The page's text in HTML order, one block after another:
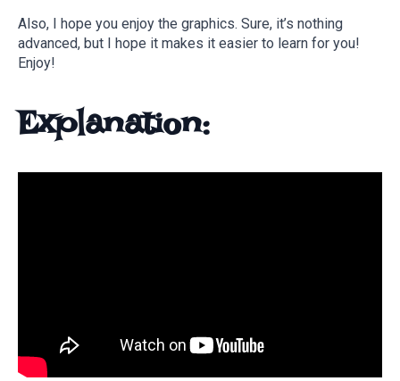
Also, I hope you enjoy the graphics. Sure, it’s nothing
advanced, but I hope it makes it easier to learn for you!
Enjoy!
Explanation: